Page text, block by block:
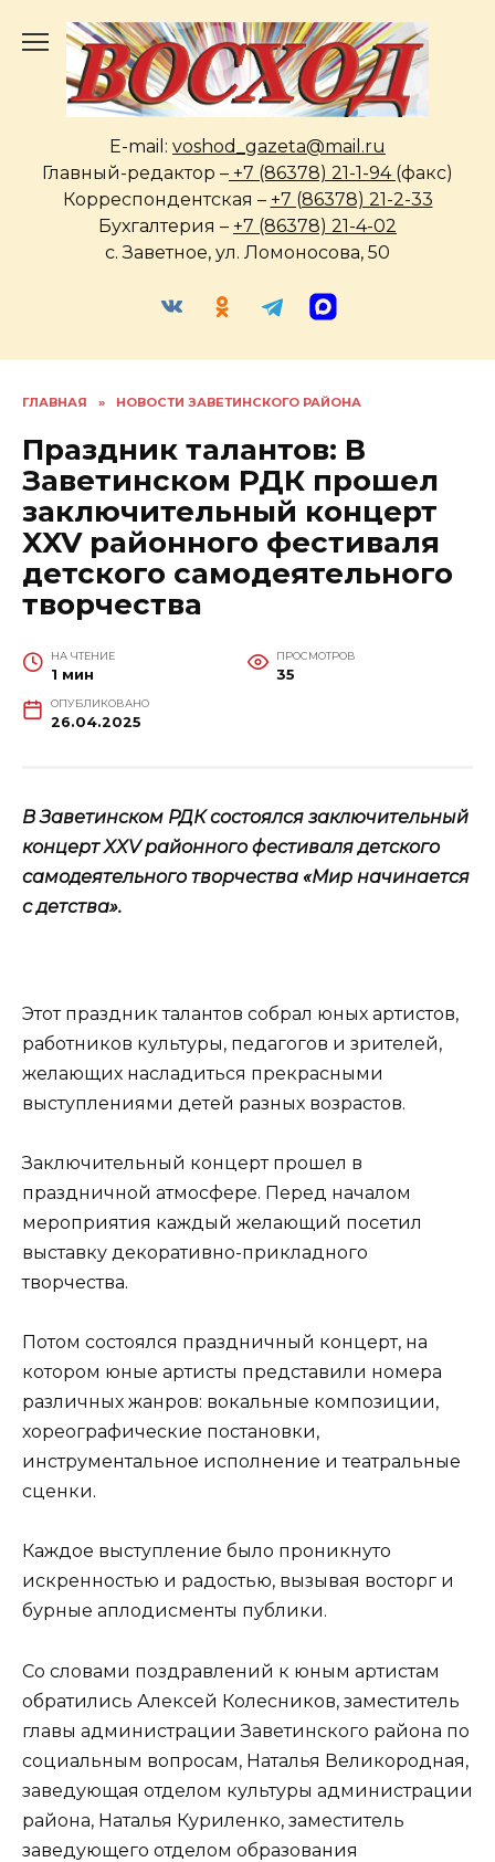
содержанию
E-mail: voshod_gazeta@mail.ru
Главный-редактор – +7 (86378) 21-1-94 (факс)
Корреспондентская – +7 (86378) 21-2-33
Бухгалтерия – +7 (86378) 21-4-02
с. Заветное, ул. Ломоносова, 50
ГЛАВНАЯ » НОВОСТИ ЗАВЕТИНСКОГО РАЙОНА
Праздник талантов: В
Заветинском РДК прошел
заключительный концерт
XXV районного фестиваля
детского самодеятельного
творчества
НА ЧТЕНИЕ
1 мин
ПРОСМОТРОВ
35
ОПУБЛИКОВАНО
26.04.2025
В Заветинском РДК состоялся заключительный
концерт XXV районного фестиваля детского
самодеятельного творчества «Мир начинается
с детства».
Этот праздник талантов собрал юных артистов,
работников культуры, педагогов и зрителей,
желающих насладиться прекрасными
выступлениями детей разных возрастов.
Заключительный концерт прошел в
праздничной атмосфере. Перед началом
мероприятия каждый желающий посетил
выставку декоративно-прикладного
творчества.
Потом состоялся праздничный концерт, на
котором юные артисты представили номера
различных жанров: вокальные композиции,
хореографические постановки,
инструментальное исполнение и театральные
сценки.
Каждое выступление было проникнуто
искренностью и радостью, вызывая восторг и
бурные аплодисменты публики.
Со словами поздравлений к юным артистам
обратились Алексей Колесников, заместитель
главы администрации Заветинского района по
социальным вопросам, Наталья Великородная,
заведующая отделом культуры администрации
района, Наталья Куриленко, заместитель
заведующего отделом образования